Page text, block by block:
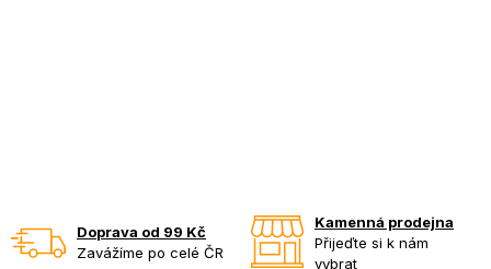
Doprava od 99 Kč
Zavážíme po celé ČR
Kamenná prodejna
Přijeďte si k nám
vybrat